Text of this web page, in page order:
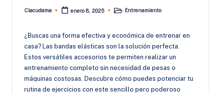
Publicado
Clacudama enero 8, 2025
PublicadoEntrenamiento
¿Buscas una forma efectiva y económica de entrenar en
casa? Las bandas elásticas son la solución perfecta.
Estos versátiles accesorios te permiten realizar un
entrenamiento completo sin necesidad de pesas o
máquinas costosas. Descubre cómo puedes potenciar tu
rutina de ejercicios con este sencillo pero poderoso